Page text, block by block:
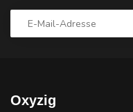
Oxyzig